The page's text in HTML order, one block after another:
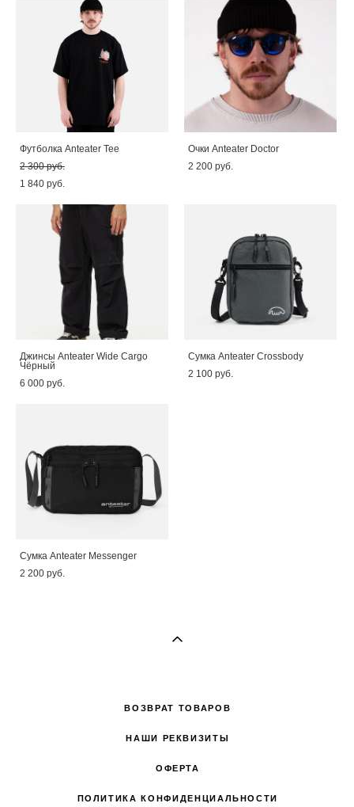
Футболка Anteater Tee
2 300 pуб.
1 840 pуб.
Очки Anteater Doctor
2 200 pуб.
Джинсы Anteater Wide Cargo
Чёрный
6 000 pуб.
Сумка Anteater Crossbody
2 100 pуб.
Сумка Anteater Messenger
2 200 pуб.
ВОЗВРАТ ТОВАРОВ
НАШИ РЕКВИЗИТЫ
ОФЕРТА
ПОЛИТИКА КОНФИДЕНЦИАЛЬНОСТИ